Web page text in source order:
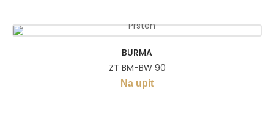
BURMA
ZT BM-BW 90
Na upit